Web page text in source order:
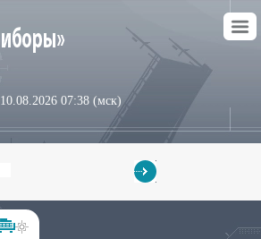
10.08.2026 07:38 (мск)